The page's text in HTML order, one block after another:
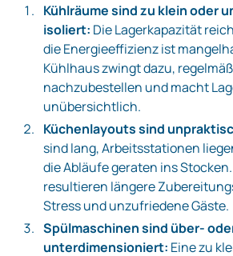
Kühlräume sind zu klein oder
isoliert: Die Lagerkapazität
die Energieeffizienz ist
Kühlhaus zwingt dazu,
nachzubestellen und macht
unübersichtlich.
Küchenlayouts sind
sind lang, Arbeitsstationen
die Abläufe geraten ins
resultieren längere
Stress und unzufriedene Gäste.
Spülmaschinen sind über-
unterdimensioniert: Eine zu